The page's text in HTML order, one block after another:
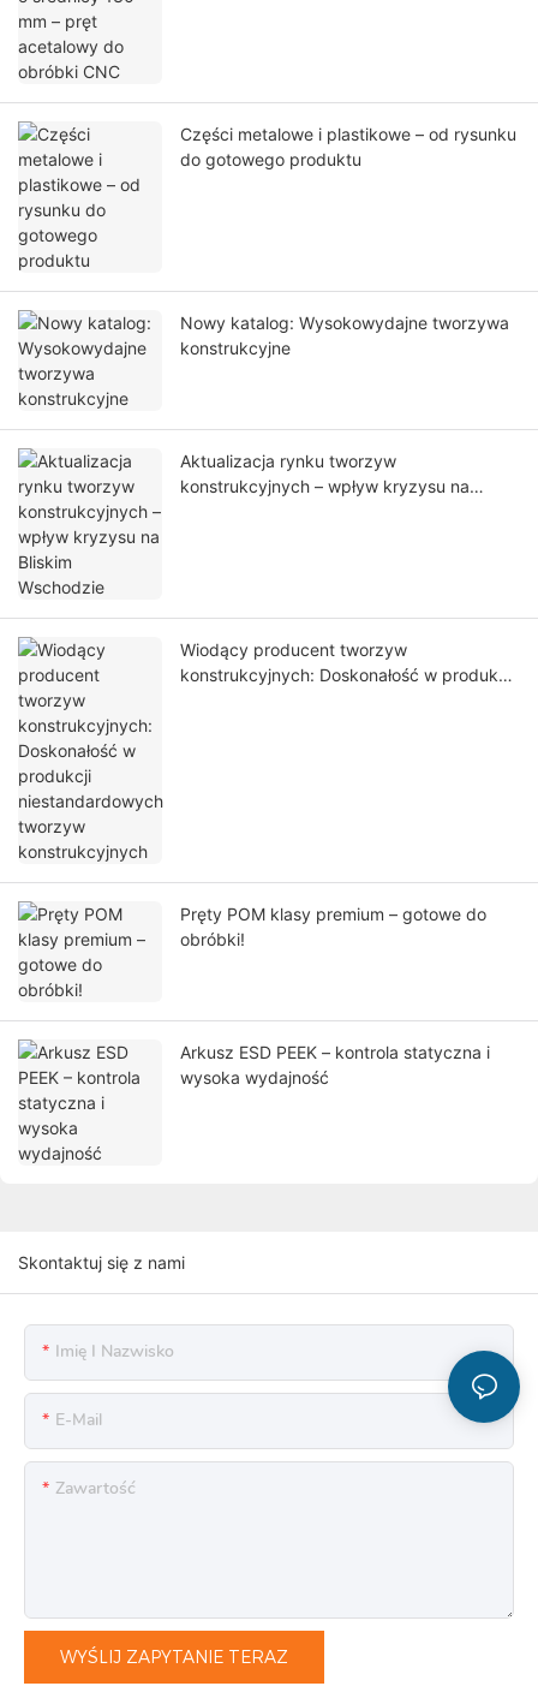
Części metalowe i plastikowe – od rysunku
do gotowego produktu
Nowy katalog: Wysokowydajne tworzywa
konstrukcyjne
Aktualizacja rynku tworzyw
konstrukcyjnych – wpływ kryzysu na
Wiodący producent tworzyw
konstrukcyjnych: Doskonałość w produkcji
Pręty POM klasy premium – gotowe do
obróbki!
Arkusz ESD PEEK – kontrola statyczna i
wysoka wydajność
Skontaktuj się z nami
Imię I Nazwisko
E-Mail
Zawartość
WYŚLIJ ZAPYTANIE TERAZ